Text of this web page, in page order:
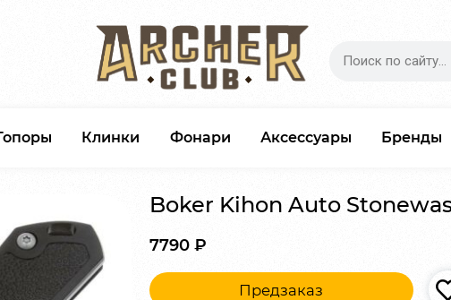
Клинки Фонари Аксессуары Бренды
Boker Kihon Auto
7790 ₽
Предзаказ